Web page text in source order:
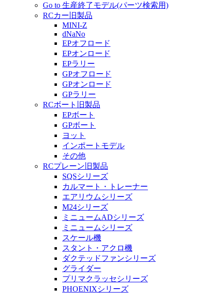
Go to 生産終了モデル(パーツ検索用)
RCカー旧製品
MINI-Z
dNaNo
EPオフロード
EPオンロード
EPラリー
GPオフロード
GPオンロード
GPラリー
RCボート旧製品
EPボート
GPボート
ヨット
インポートモデル
その他
RCプレーン旧製品
SQSシリーズ
カルマート・トレーナー
エアリウムシリーズ
M24シリーズ
ミニュームADシリーズ
ミニュームシリーズ
スケール機
スタント・アクロ機
ダクテッドファンシリーズ
グライダー
プリマクラッセシリーズ
PHOENIXシリーズ